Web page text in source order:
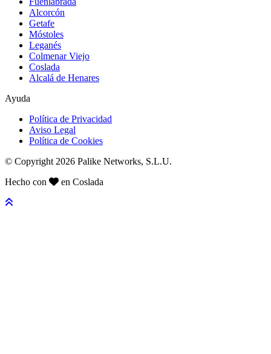
Alcorcón
Getafe
Móstoles
Leganés
Colmenar Viejo
Coslada
Alcalá de Henares
Ayuda
Política de Privacidad
Aviso Legal
Política de Cookies
© Copyright 2026 Palike Networks, S.L.U.
Hecho con
en Coslada